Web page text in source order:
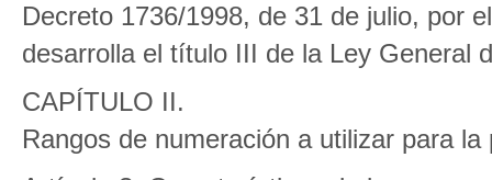
Decreto 1736/1998, de 31 de julio, por
desarrolla el título III de la Ley General
CAPÍTULO II.
Rangos de numeración a utilizar para